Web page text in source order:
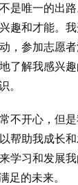
是唯一的出
趣和才能。
，参加志愿者
了解我感兴
。
不开心，但
帮助我成长
学习和发展
足的未来。